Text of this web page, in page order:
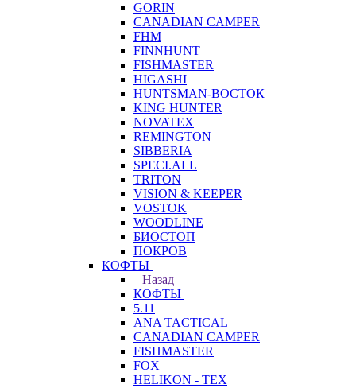
GORIN
CANADIAN CAMPER
FHM
FINNHUNT
FISHMASTER
HIGASHI
HUNTSMAN-ВОСТОК
KING HUNTER
NOVATEX
REMINGTON
SIBBERIA
SPECI.ALL
TRITON
VISION & KEEPER
VOSTOK
WOODLINE
БИОСТОП
ПОКРОВ
КОФТЫ
Назад
КОФТЫ
5.11
ANA TACTICAL
CANADIAN CAMPER
FISHMASTER
FOX
HELIKON - TEX